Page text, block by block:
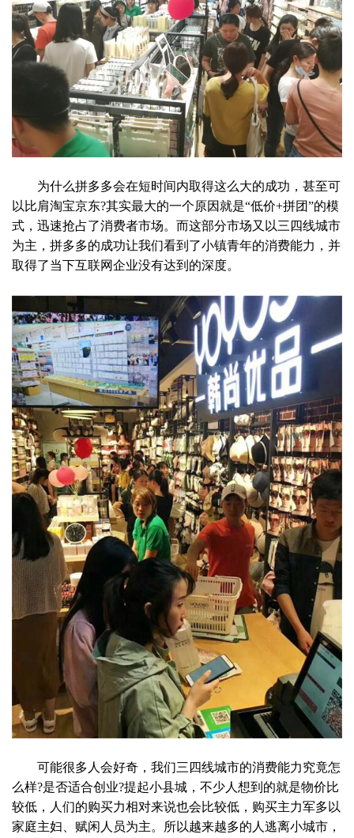
为什么拼多多会在短时间内取得这么大的成功，甚至可
以比肩淘宝京东?其实最大的一个原因就是“低价+拼团”的模
式，迅速抢占了消费者市场。而这部分市场又以三四线城市
为主，拼多多的成功让我们看到了小镇青年的消费能力，并
取得了当下互联网企业没有达到的深度。
可能很多人会好奇，我们三四线城市的消费能力究竟怎
么样?是否适合创业?提起小县城，不少人想到的就是物价比
较低，人们的购买力相对来说也会比较低，购买主力军多以
家庭主妇、赋闲人员为主。所以越来越多的人逃离小城市，